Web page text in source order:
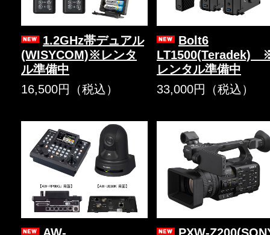
1.2GHz帯デュアル
(WISYCOM)※レンタ
ル準備中
16,500円（税込）
Bolt6
LT1500(Teradek)
レンタル準備中
33,000円（税込）